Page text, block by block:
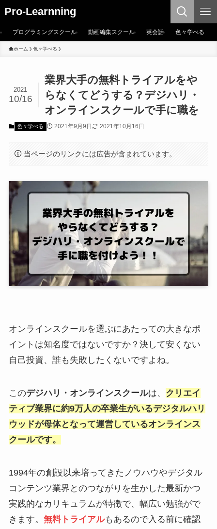
Pro-Learnning
プログラミングスクール 動画編集スクール 英会話 色々学べる
ホーム 色々学べる
業界大手の無料トライアルをや
らなくてどうする？デジハリ・
オンラインスクールで手に職を
2021
10/16
色々学べる 2021年9月9日 2021年10月16日
当ページのリンクには広告が含まれています。
オンラインスクールを選ぶにあたっての大きなポ
イントは知名度ではないですか？決して安くない
自己投資、誰も失敗したくないですよね。
このデジハリ・オンラインスクールは、 クリエイ
ティブ業界に約9万人の卒業生がいるデジタルハリ
ウッドが母体となって運営しているオンラインス
クールです。
1994年の創設以来培ってきたノウハウやデジタル
コンテンツ業界とのつながりを生かした最新かつ
実践的なカリキュラムが特徴で、幅広い勉強がで
きます。 無料トライアルもあるので入る前に確認